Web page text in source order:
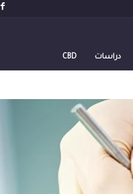
CBD دراسات